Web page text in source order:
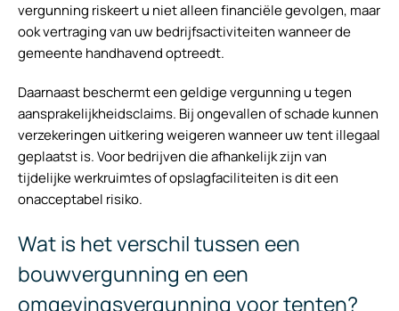
vergunning riskeert u niet alleen financiële gevolgen, maar
ook vertraging van uw bedrijfsactiviteiten wanneer de
gemeente handhavend optreedt.
Daarnaast beschermt een geldige vergunning u tegen
aansprakelijkheidsclaims. Bij ongevallen of schade kunnen
verzekeringen uitkering weigeren wanneer uw tent illegaal
geplaatst is. Voor bedrijven die afhankelijk zijn van
tijdelijke werkruimtes of opslagfaciliteiten is dit een
onacceptabel risiko.
Wat is het verschil tussen een
bouwvergunning en een
omgevingsvergunning voor tenten?